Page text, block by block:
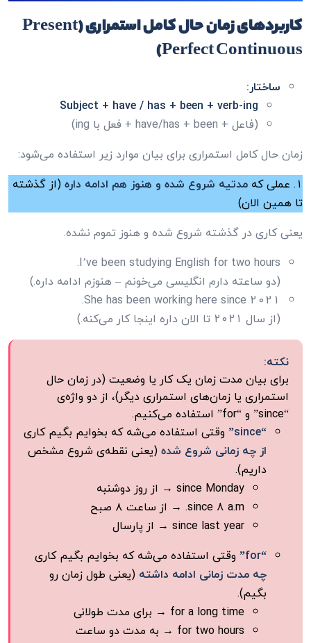
کاربردهای زمان حال کامل استمراری (Present
Perfect Continuous)
ساختار:
Subject + have / has + been + verb-ing
(فاعل + have/has + been + فعل با ing)
زمان حال کامل استمراری برای بیان موارد زیر استفاده می‌شود:
۱. عملی که
مدتیه شروع شده و هنوز هم ادامه داره(از گذشته
تا همین الان)
یعنی کاری در گذشته شروع شده و هنوز تموم نشده.
I’ve been studying English for two hours.
(دو ساعته دارم انگلیسی می‌خونم – هنوزم ادامه داره.)
She has been working here since 2021.
(از سال ۲۰۲۱ تا الان داره اینجا کار می‌کنه.)
نکته:
برای بیان مدت زمان یک کار یا وضعیت (در زمان حال
استمراری یا زمان‌های استمراری دیگر)، از دو واژه‌ی
“since” و “for” استفاده می‌کنیم.
“since”
وقتی استفاده می‌شه که بخوایم بگیم کاری
از چه زمانی شروع شده(یعنی نقطه‌ی شروع مشخص
داریم).
since Monday → از روز دوشنبه
since 8 a.m. → از ساعت ۸ صبح
since last year → از پارسال
“for”
وقتی استفاده می‌شه که بخوایم بگیم کاری
چه مدت زمانی ادامه داشته (یعنی طول زمان رو
بگیم).
for a long time → برای مدت طولانی
for two hours → به مدت دو ساعت